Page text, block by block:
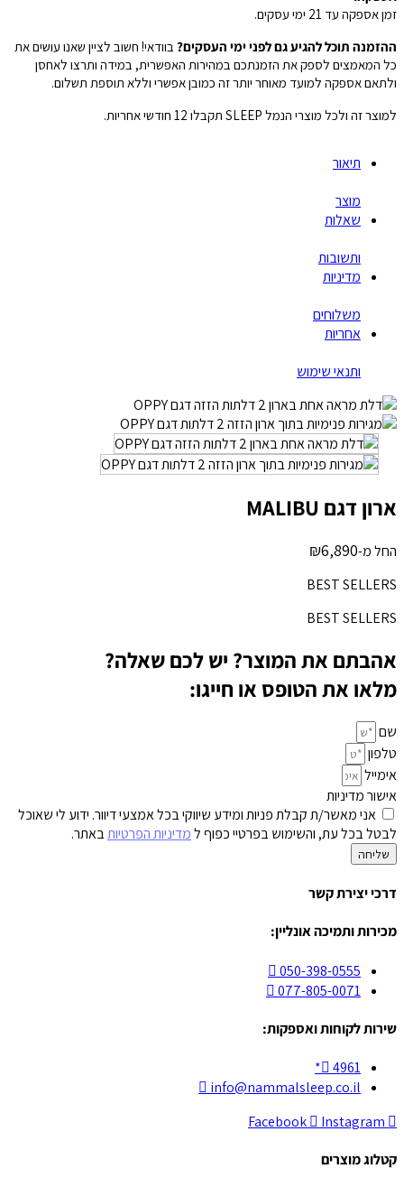
תיאור
מוצר
שאלות
ותשובות
מדיניות
משלוחים
אחריות
ותנאי שימוש
זמן אספקה עד 21 ימי עסקים.
ההזמנה תוכל להגיע גם לפני ימי העסקים? בוודאי! חשוב לציין שאנו עושים את
כל המאמצים לספק את הזמנתכם במהירות האפשרית, במידה ותרצו לאחסן
ולתאם אספקה למועד מאוחר יותר זה כמובן אפשרי וללא תוספת תשלום.
למוצר זה ולכל מוצרי הנמל SLEEP תקבלו 12 חודשי אחריות.
ארון דגם MALIBU
החל מ- ₪6,890
BEST SELLERS
BEST SELLERS
אהבתם את המוצר? יש לכם שאלה?
מלאו את הטופס או חייגו:
שם
טלפון
אימייל
אישור מדיניות
אני מאשר/ת קבלת פניות ומידע שיווקי בכל אמצעי דיוור. ידוע לי שאוכל
לבטל בכל עת, והשימוש בפרטיי כפוף למדיניות הפרטיותבאתר.
שליחה
דרכי יצירת קשר
מכירות ותמיכה אונליין:
050-398-0555
077-805-0071
שירות לקוחות ואספקות:
4961*
info@nammalsleep.co.il
Facebook
Instagram
קטלוג מוצרים